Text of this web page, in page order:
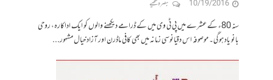
10/19/2016 تبصرہ لکھیے
سنہ 80ء کے عشرے میں پی ٹی وی میں کے ڈرامے دیکھنے والوں کو ایک اداکارہ، روحی
بانو یاد ہوگی۔ موصوفہ اس دقیانوسی زمانہ میں بھی کافی ماڈرن اور آزاد خیال مشہور...